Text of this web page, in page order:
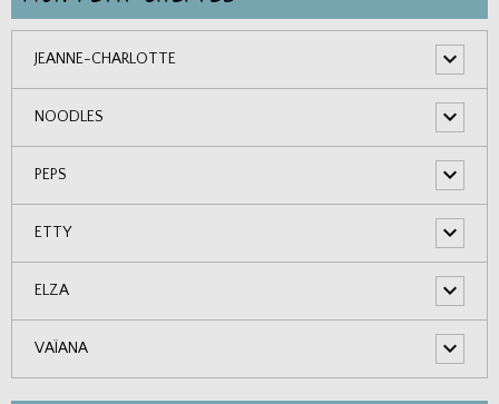
JEANNE-CHARLOTTE
NOODLES
PEPS
ETTY
ELZA
VAÏANA